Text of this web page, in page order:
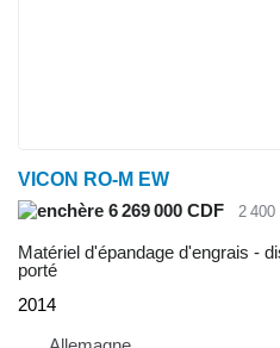
VICON RO-M EW
6 269 000 CDF
2 400
Matériel d'épandage d'engrais -
porté
2014